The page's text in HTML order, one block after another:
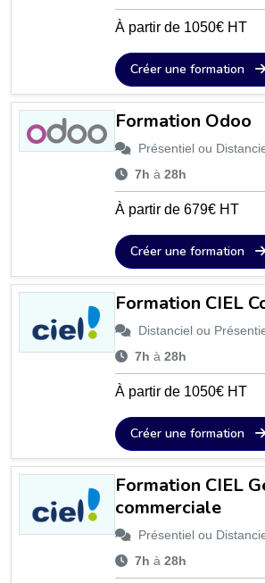
À partir de 1050€ HT
Créer une formation
Formation Odoo
Présentiel ou
7h à 28h
À partir de 679€ HT
Créer une formation
Formation CIEL
Distanciel ou
7h à 28h
À partir de 1050€ HT
Créer une formation
Formation CIEL
commerciale
Présentiel ou
7h à 28h